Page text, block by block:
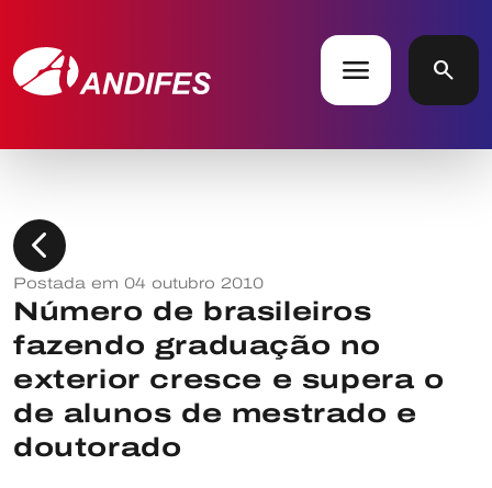
menu search
chevron_left
Postada em 04 outubro 2010
Número de brasileiros
fazendo graduação no
exterior cresce e supera o
de alunos de mestrado e
doutorado